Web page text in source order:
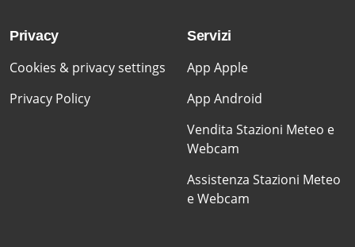
Privacy
Cookies & privacy settings
Privacy Policy
Servizi
App Apple
App Android
Vendita Stazioni Meteo e
Webcam
Assistenza Stazioni Meteo
e Webcam